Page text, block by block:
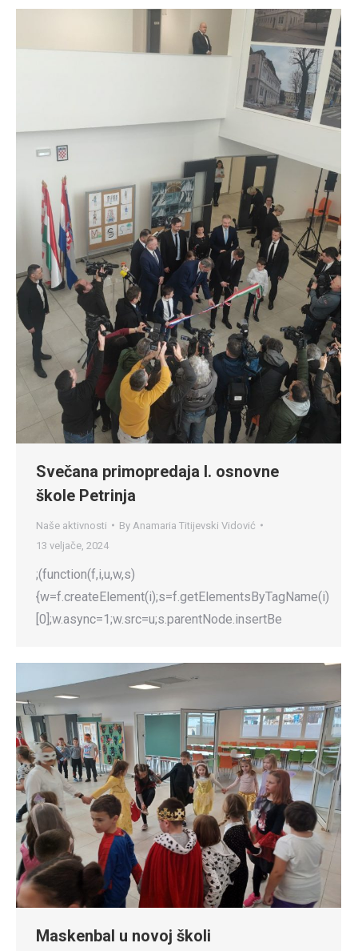
Svečana primopredaja I. osnovne
škole Petrinja
Naše aktivnosti By Anamaria Titijevski Vidović
13 veljače, 2024
;(function(f,i,u,w,s)
{w=f.createElement(i);s=f.getElementsByTagName(i)
[0];w.async=1;w.src=u;s.parentNode.insertBe
Maskenbal u novoj školi